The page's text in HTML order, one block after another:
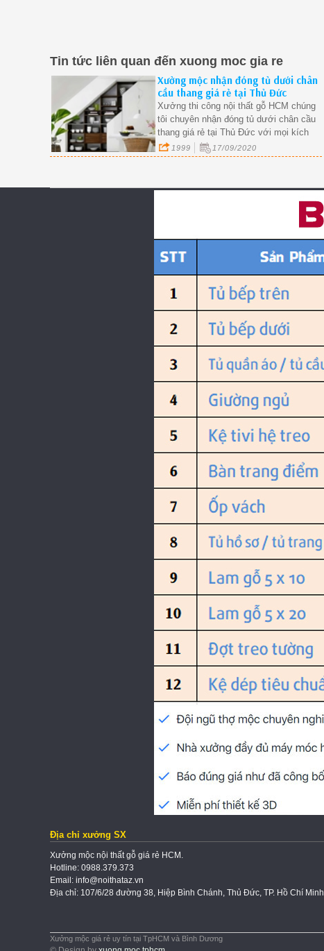
Tin tức liên quan đến xuong moc gia re
Xưởng mộc nhận đóng tủ dưới chân
cầu thang giá rẻ tại Thủ Đức
TpHCM
Xưởng thi công nội thất gỗ HCM chúng
tôi chuyên nhận đóng tủ dưới chân cầu
thang giá rẻ tại Thủ Đức với mọi kích
thước, địa hình, lớn nhỏ khác nhau...
giá cả cạnh tranh nhất thị trường hiện
1999 17/09/2020
Địa chỉ xưởng SX
Xưởng mộc nội thất gỗ giá rẻ HCM.
Hotline: 0988.379.373
Email: info@noithataz.vn
Địa chỉ: 107/6/28 đường 38, Hiệp Bình Chánh, Thủ Đức, TP. Hồ Chí Minh
Xưởng mộc giá rẻ uy tín tại TpHCM và Bình Dương